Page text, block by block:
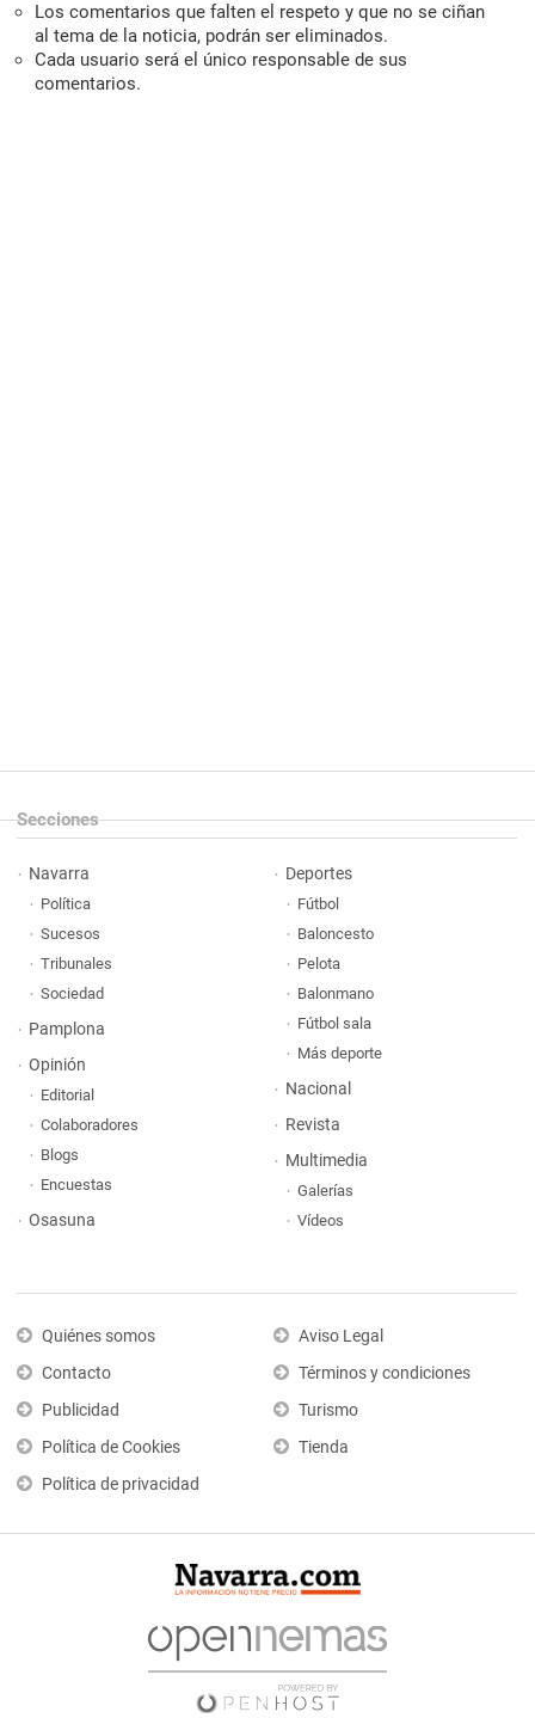
Los comentarios que falten el respeto y que no se ciñan
al tema de la noticia, podrán ser eliminados.
Cada usuario será el único responsable de sus
comentarios.
Secciones
Navarra
Política
Sucesos
Tribunales
Sociedad
Pamplona
Opinión
Editorial
Colaboradores
Blogs
Encuestas
Osasuna
Deportes
Fútbol
Baloncesto
Pelota
Balonmano
Fútbol sala
Más deporte
Nacional
Revista
Multimedia
Galerías
Vídeos
Quiénes somos
Contacto
Publicidad
Política de Cookies
Política de privacidad
Aviso Legal
Términos y condiciones
Turismo
Tienda